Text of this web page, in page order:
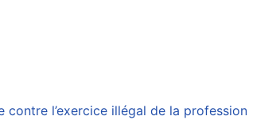
contre l’exercice illégal de la profession